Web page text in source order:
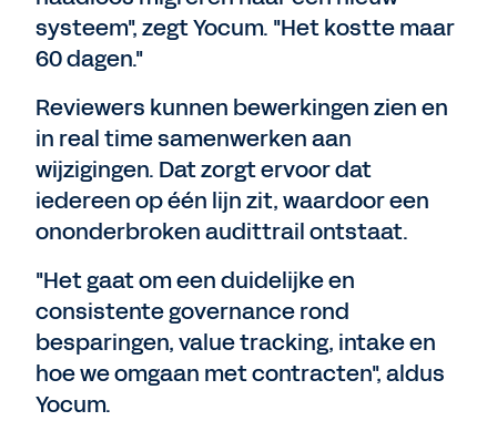
systeem", zegt Yocum. "Het kostte maar
60 dagen."
Reviewers kunnen bewerkingen zien en
in real time samenwerken aan
wijzigingen. Dat zorgt ervoor dat
iedereen op één lijn zit, waardoor een
ononderbroken audittrail ontstaat.
"Het gaat om een ​​duidelijke en
consistente governance rond
besparingen, value tracking, intake en
hoe we omgaan met contracten", aldus
Yocum.